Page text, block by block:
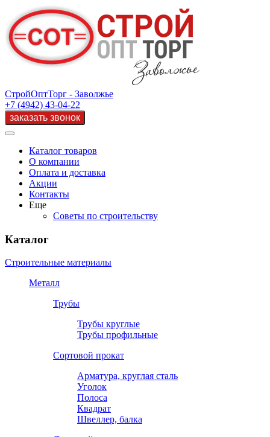
СтройОптТорг - Заволжье
+7 (4942) 43-04-22
Каталог товаров
О компании
Оплата и доставка
Акции
Контакты
Еще
Советы по строительству
Каталог
Строительные материалы
Металл
Трубы
Трубы круглые
Трубы профильные
Сортовой прокат
Арматура, круглая сталь
Уголок
Полоса
Квадрат
Швеллер, балка